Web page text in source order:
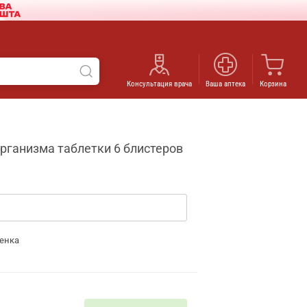
Консультация врача Ваша аптека Корзина
таблетки 6 блистеров